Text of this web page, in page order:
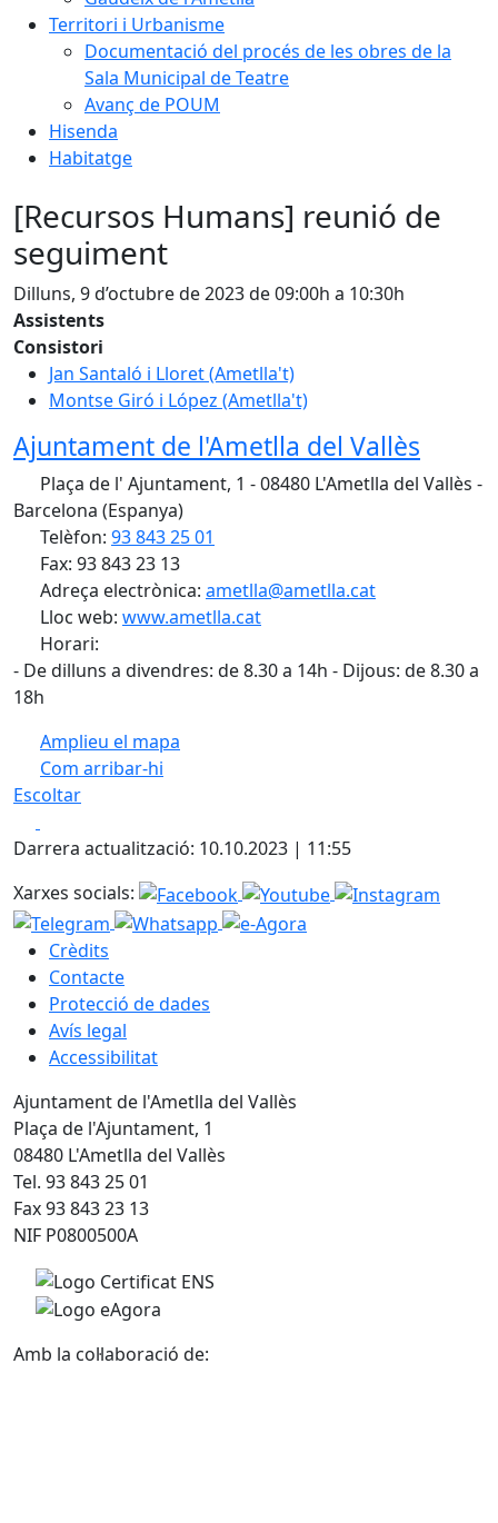
Territori i Urbanisme
Documentació del procés de les obres de la
Sala Municipal de Teatre
Avanç de POUM
Hisenda
Habitatge
[Recursos Humans] reunió de
seguiment
Dilluns, 9 d’octubre de 2023 de 09:00h a 10:30h
Assistents
Consistori
Jan Santaló i Lloret (Ametlla't)
Montse Giró i López (Ametlla't)
Ajuntament de l'Ametlla del Vallès
Plaça de l' Ajuntament, 1 - 08480 L'Ametlla del Vallès -
Barcelona (Espanya)
Telèfon: 93 843 25 01
Fax: 93 843 23 13
Adreça electrònica: ametlla@ametlla.cat
Lloc web: www.ametlla.cat
Horari:
- De dilluns a divendres: de 8.30 a 14h - Dijous: de 8.30 a
18h
Amplieu el mapa
Com arribar-hi
+
−
Escoltar
Darrera actualització: 10.10.2023 | 11:55
Xarxes socials:
Crèdits
Contacte
Protecció de dades
Avís legal
Accessibilitat
Ajuntament de l'Ametlla del Vallès
Plaça de l'Ajuntament, 1
08480 L'Ametlla del Vallès
Tel. 93 843 25 01
Fax 93 843 23 13
NIF P0800500A
Amb la col·laboració de: